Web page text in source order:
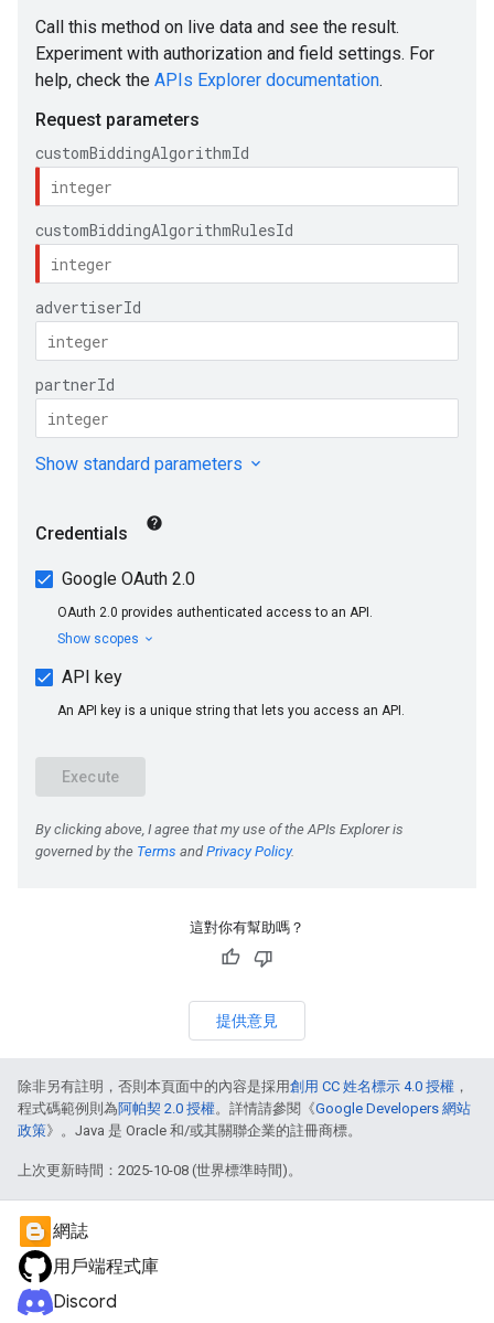
這對你有幫助嗎？
提供意見
除非另有註明，否則本頁面中的內容是採用創用 CC 姓名標示 4.0 授權 ，
程式碼範例則為阿帕契 2.0 授權。詳情請參閱《Google Developers 網站
政策》。Java 是 Oracle 和/或其關聯企業的註冊商標。
上次更新時間：2025-10-08 (世界標準時間)。
網誌
用戶端程式庫
Discord